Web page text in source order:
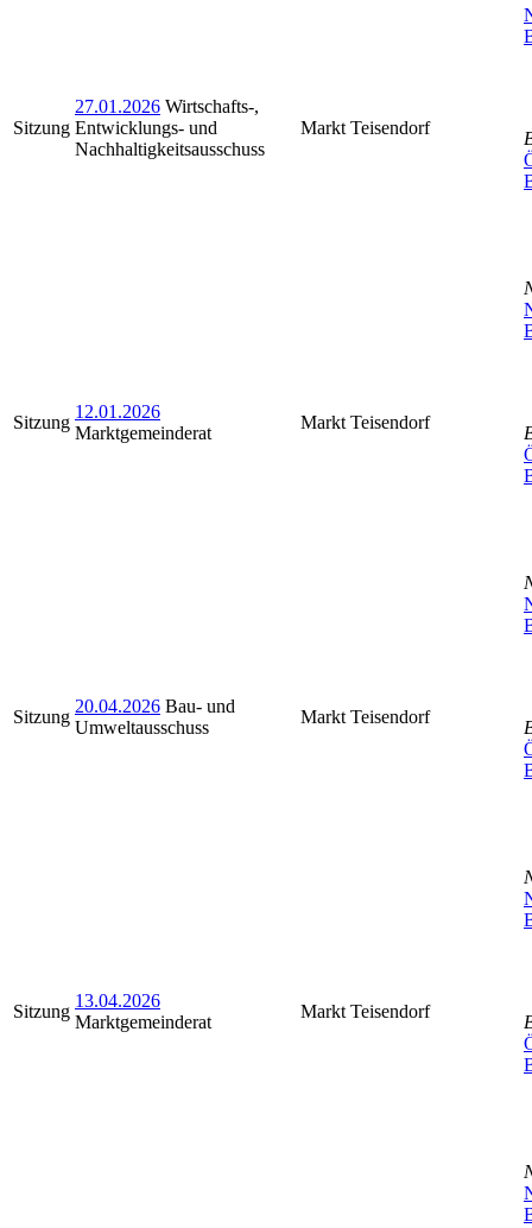
Sitzung
27.01.2026 Wirtschafts-,
Entwicklungs- und
Nachhaltigkeitsausschuss
Markt Teisendorf
Sitzung
12.01.2026
Marktgemeinderat
Markt Teisendorf
Sitzung
20.04.2026 Bau- und
Umweltausschuss
Markt Teisendorf
Sitzung
13.04.2026
Marktgemeinderat
Markt Teisendorf